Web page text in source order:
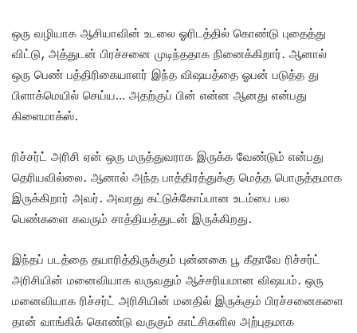
ஒரு வழியாக ஆசியாவின் உடலை ஓரிடத்தில் கொண்டு புதைத்து
விட்டு, அத்துடன் பிரச்சனை முடிந்ததாக நினைக்கிறார். ஆனால்
ஒரு பெண் பத்திரிகையாளர் இந்த விஷயத்தை ஓபன் படுத்த து
பிளாக்மெயில் செய்ய… அதற்குப் பின் என்ன ஆனது என்பது
கிளைமாக்ஸ்.
ரிச்சர்ட் அரிசி ஏன் ஒரு மருத்துவராக இருக்க வேண்டும் என்பது
தெரியவில்லை. ஆனால் அந்த பாத்திரத்துக்கு மெத்த பொருத்தமாக
இருக்கிறார் அவர். அவரது கட்டுக்கோப்பான உடம்பை பல
பெண்களை கவரும் சாத்தியத்துடன் இருக்கிறது.
இந்தப் படத்தை தயாரித்திருக்கும் புன்னகை பூ கீதாவே ரிச்சர்ட்
அரிசியின் மனைவியாக வருவதும் ஆச்சரியமான விஷயம். ஒரு
மனைவியாக ரிச்சர்ட் அரிசியின் மனதில் இருக்கும் பிரச்சனைகளை
தான் வாங்கிக் கொண்டு வருகும் காட்சிகளில அற்புதமாக